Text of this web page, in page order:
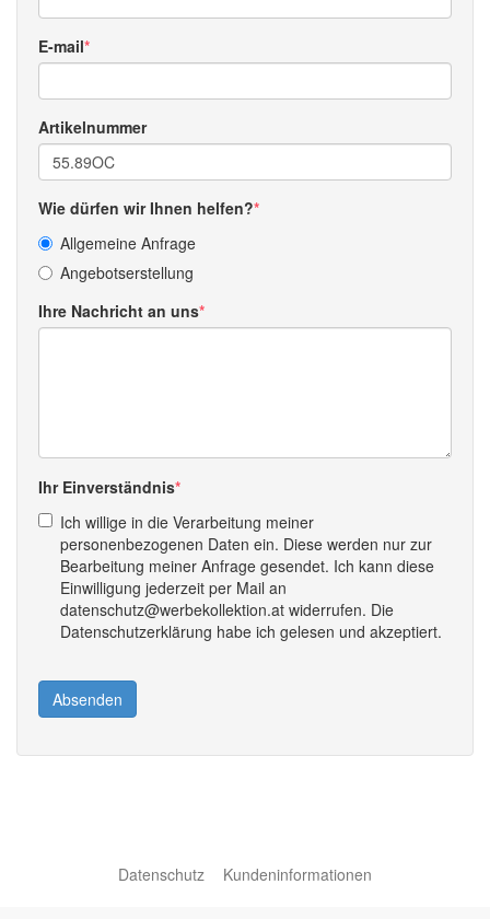
E-mail
Artikelnummer
Wie dürfen wir Ihnen helfen?
Allgemeine Anfrage
Angebotserstellung
Ihre Nachricht an uns
Ihr Einverständnis
Ich willige in die Verarbeitung meiner
personenbezogenen Daten ein. Diese werden nur zur
Bearbeitung meiner Anfrage gesendet. Ich kann diese
Einwilligung jederzeit per Mail an
datenschutz@werbekollektion.at widerrufen. Die
Datenschutzerklärung habe ich gelesen und akzeptiert.
Absenden
Datenschutz Kundeninformationen